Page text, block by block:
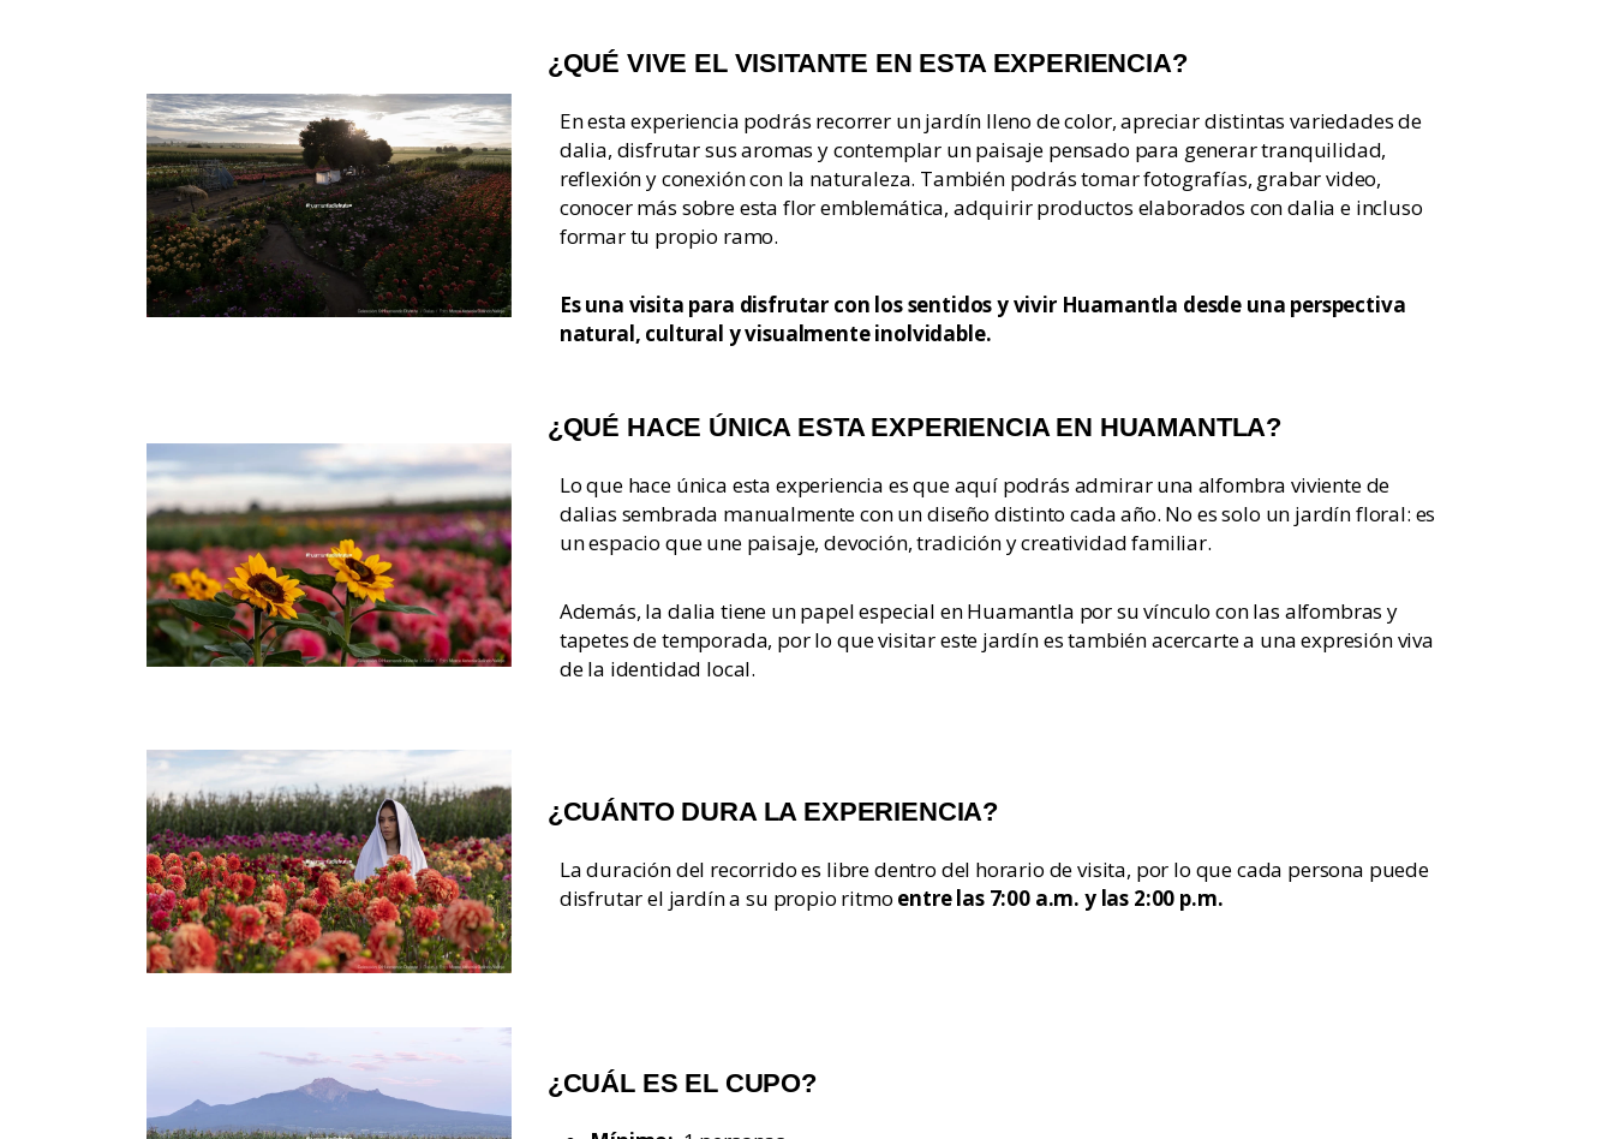
¿QUÉ VIVE EL VISITANTE EN ESTA EXPERIENCIA?
En esta experiencia podrás recorrer un jardín lleno de color, apreciar distintas variedades de
dalia, disfrutar sus aromas y contemplar un paisaje pensado para generar tranquilidad,
reflexión y conexión con la naturaleza. También podrás tomar fotografías, grabar video,
conocer más sobre esta flor emblemática, adquirir productos elaborados con dalia e incluso
formar tu propio ramo.
Es una visita para disfrutar con los sentidos y vivir Huamantla desde una perspectiva
natural, cultural y visualmente inolvidable.
¿QUÉ HACE ÚNICA ESTA EXPERIENCIA EN HUAMANTLA?
Lo que hace única esta experiencia es que aquí podrás admirar una alfombra viviente de
dalias sembrada manualmente con un diseño distinto cada año. No es solo un jardín floral: es
un espacio que une paisaje, devoción, tradición y creatividad familiar.
Además, la dalia tiene un papel especial en Huamantla por su vínculo con las alfombras y
tapetes de temporada, por lo que visitar este jardín es también acercarte a una expresión viva
de la identidad local.
¿CUÁNTO DURA LA EXPERIENCIA?
La duración del recorrido es libre dentro del horario de visita, por lo que cada persona puede
disfrutar el jardín a su propio ritmo entre las 7:00 a.m. y las 2:00 p.m.
¿CUÁL ES EL CUPO?​